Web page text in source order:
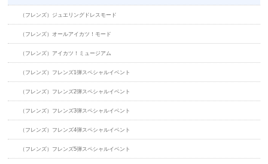
（フレンズ）ジュエリングドレスモード
（フレンズ）オールアイカツ！モード
（フレンズ）アイカツ！ミュージアム
（フレンズ）フレンズ1弾スペシャルイベント
（フレンズ）フレンズ2弾スペシャルイベント
（フレンズ）フレンズ3弾スペシャルイベント
（フレンズ）フレンズ4弾スペシャルイベント
（フレンズ）フレンズ5弾スペシャルイベント